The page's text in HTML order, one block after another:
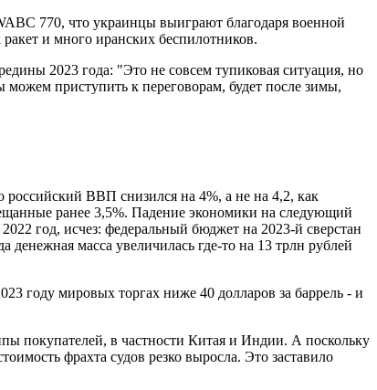
770, что украинцы выиграют благодаря военной
и много иранских беспилотников.
2023 года: "Это не совсем тупиковая ситуация, но
приступить к переговорам, будет после зимы,
российский ВВП снизился на 4%, а не на 4,2, как
ранее 3,5%. Падение экономики на следующий
год, исчез: федеральный бюджет на 2023-й сверстан
масса увеличилась где-то на 13 трлн рублей
году мировых торгах ниже 40 долларов за баррель - и
покупателей, в частности Китая и Индии. А поскольку
фрахта судов резко выросла. Это заставило